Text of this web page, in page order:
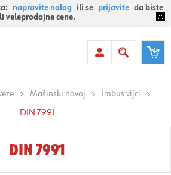
napravite nalog ili se prijavite da biste
veleprodajne cene.
Mašinski navoj
Imbus vijci
DIN 7991
DIN 7991